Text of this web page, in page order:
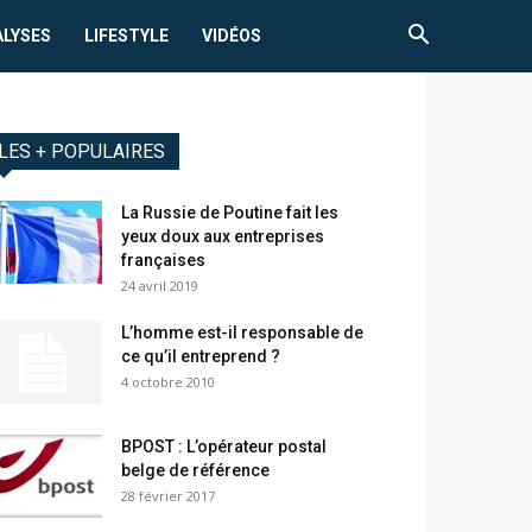
LIFESTYLE VIDÉOS
+ POPULAIRES
La Russie de Poutine fait les
yeux doux aux entreprises
françaises
24 avril 2019
L’homme est-il responsable de
ce qu’il entreprend ?
4 octobre 2010
BPOST : L’opérateur postal
belge de référence
28 février 2017